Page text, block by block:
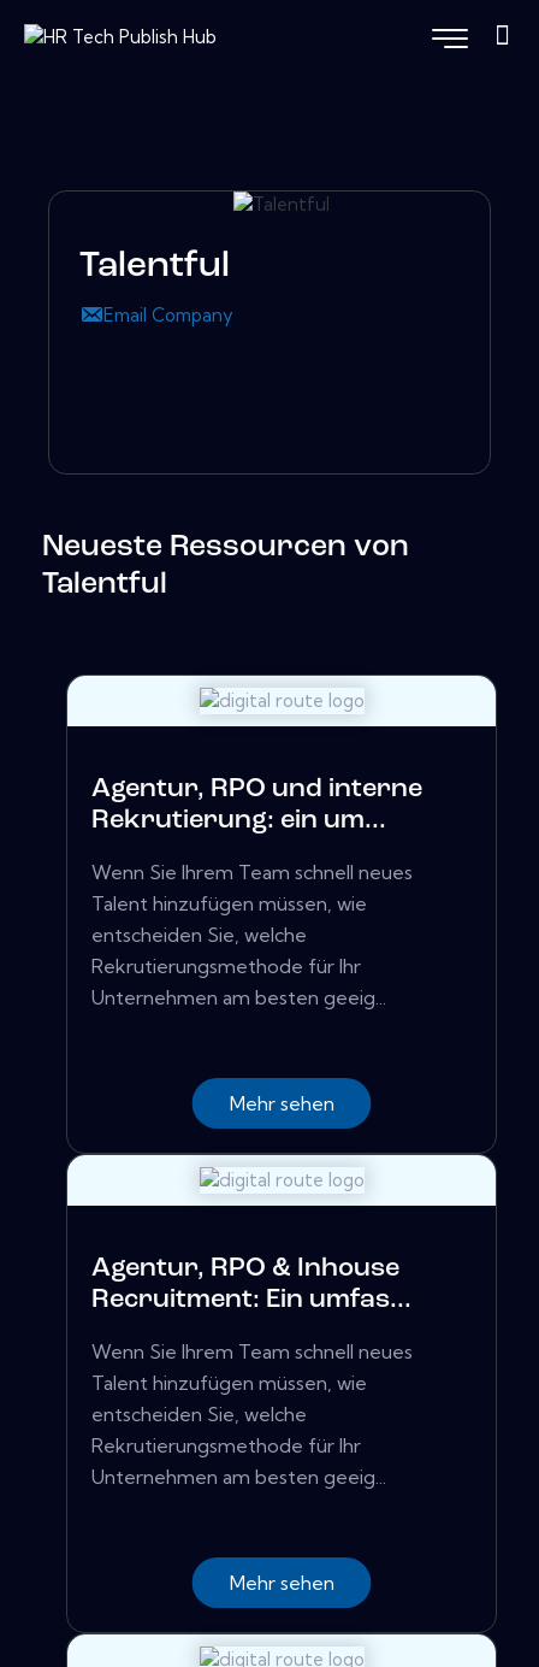
Talentful
Email Company
Neueste Ressourcen von
Talentful
Agentur, RPO und interne
Rekrutierung: ein um...
Wenn Sie Ihrem Team schnell neues
Talent hinzufügen müssen, wie
entscheiden Sie, welche
Rekrutierungsmethode für Ihr
Unternehmen am besten geeig...
Mehr sehen
Agentur, RPO & Inhouse
Recruitment: Ein umfas...
Wenn Sie Ihrem Team schnell neues
Talent hinzufügen müssen, wie
entscheiden Sie, welche
Rekrutierungsmethode für Ihr
Unternehmen am besten geeig...
Mehr sehen